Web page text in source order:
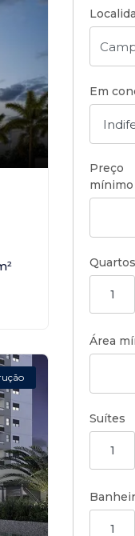
Em
Preço
mínimo
Quartos
1
Área
Suítes
1
1